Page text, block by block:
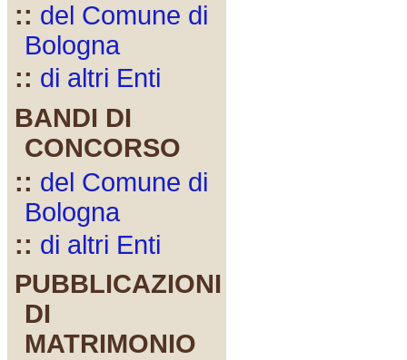
:: del Comune di
Bologna
:: di altri Enti
BANDI DI
CONCORSO
:: del Comune di
Bologna
:: di altri Enti
PUBBLICAZIONI
DI
MATRIMONIO